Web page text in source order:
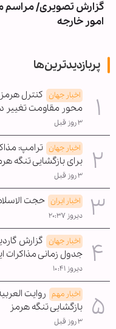
گزارش تصویری/ مراسم
امور خارجه
پربازدیدترین‌ها
اخبار جهان کنترل
محور مقاومت تغییر
۳ روز قبل
اخبار جهان ترامپ:
برای بازگشایی تنگه
۳ روز قبل
اخبار ایران حجت
دیروز ۲۰:۳۷
اخبار جهان گزارش
جدول زمانی مذاکرات
دیروز ۱۰:۴۱
اخبار مهم روایت
بازگشایی تنگه هرمز
۳ روز قبل